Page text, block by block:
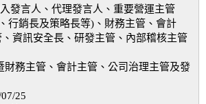
發言人、代理發言人、重要營運主管
行銷長及策略長等)、財務主管、會計
資訊安全長、研發主管、內部稽核主管
財務主管、會計主管、公司治理主管及發
25